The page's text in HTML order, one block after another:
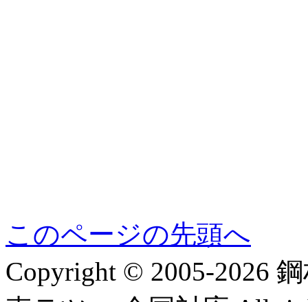
このページの先頭へ
Copyright © 2005-2026